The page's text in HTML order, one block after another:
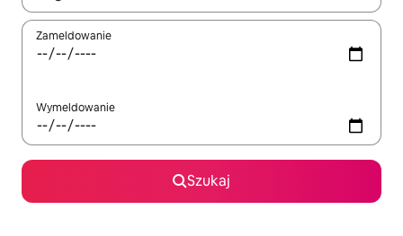
Zameldowanie
Wymeldowanie
Szukaj